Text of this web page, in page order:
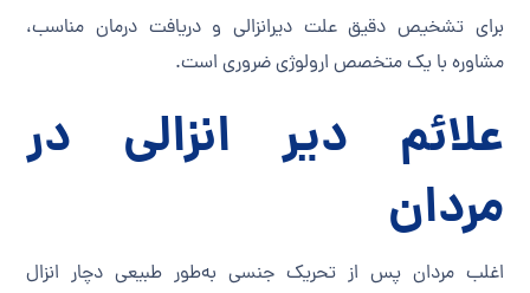
برای تشخیص دقیق علت دیرانزالی و دریافت درمان مناسب،
مشاوره با یک متخصص ارولوژی ضروری است.
علائم دیر انزالی در
مردان
اغلب مردان پس از تحریک جنسی به‌طور طبیعی دچار انزال